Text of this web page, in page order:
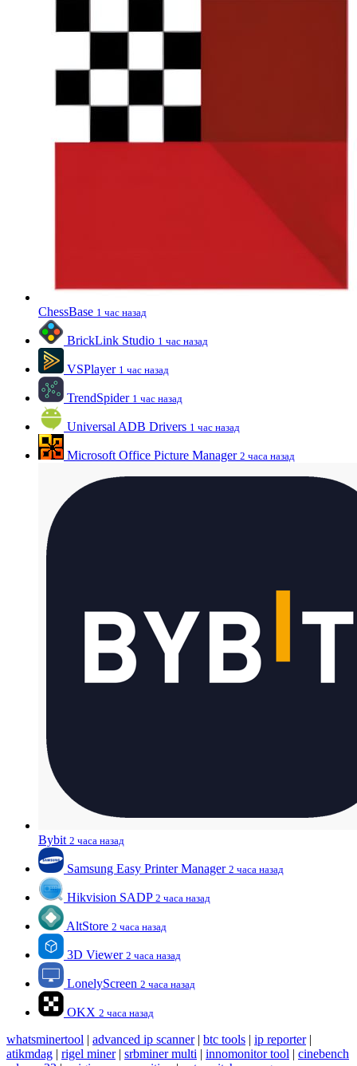
ChessBase 1 час назад
BrickLink Studio 1 час назад
VSPlayer 1 час назад
TrendSpider 1 час назад
Universal ADB Drivers 1 час назад
Microsoft Office Picture Manager 2 часа назад
Bybit 2 часа назад
Samsung Easy Printer Manager 2 часа назад
Hikvision SADP 2 часа назад
AltStore 2 часа назад
3D Viewer 2 часа назад
LonelyScreen 2 часа назад
OKX 2 часа назад
whatsminertool | advanced ip scanner| btc tools | ip reporter|
atikmdag | rigel miner| srbminer multi | innomonitor tool | cinebench